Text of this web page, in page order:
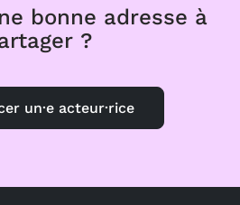
bonne adresse à
?
un·e acteur·rice